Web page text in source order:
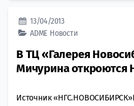
13/04/2013
ADME Новости
В ТЦ «Галерея
Мичурина откроются
Источник